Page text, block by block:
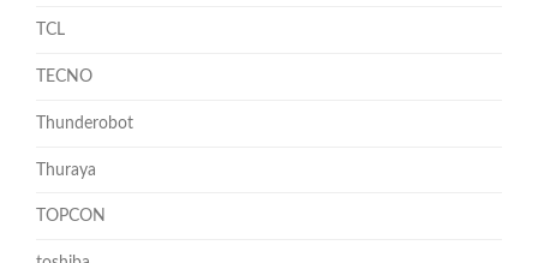
TCL
TECNO
Thunderobot
Thuraya
TOPCON